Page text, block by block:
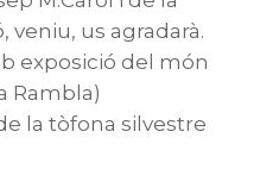
veniu, us agradarà.
exposició del món
Rambla)
la tòfona silvestre